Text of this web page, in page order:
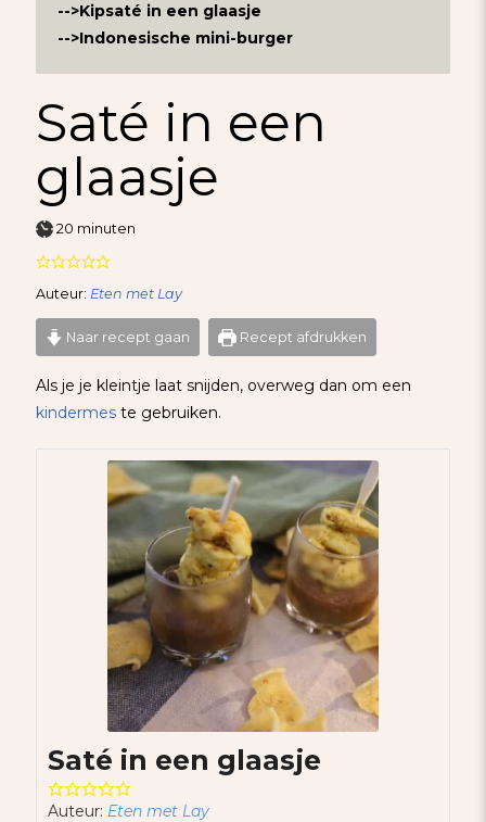
-->Kipsaté in een glaasje
-->Indonesische mini-burger
Saté in een
glaasje
20 minuten
minuten
Auteur: Eten met Lay
Naar recept gaan Recept afdrukken
Als je je kleintje laat snijden, overweg dan om een
kindermes te gebruiken.
Saté in een glaasje
Auteur: Eten met Lay